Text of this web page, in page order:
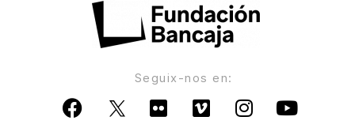
Seguix-nos en: